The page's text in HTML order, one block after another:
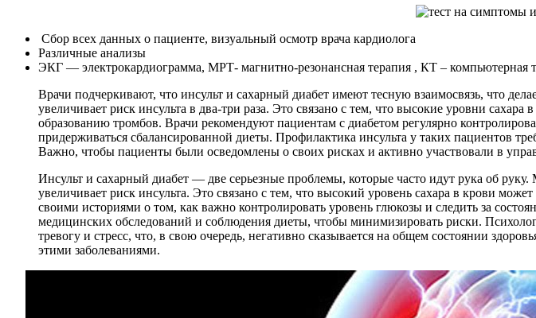
Сбор всех данных о пациенте, визуальный осмотр врача кардиолога
Различные анализы
ЭКГ — электрокардиограмма, МРТ- магнитно-резонансная терапия , КТ – компьютерная
Врачи подчеркивают, что инсульт и сахарный диабет имеют тесную взаимосвязь, что
увеличивает риск инсульта в два-три раза. Это связано с тем, что высокие уровни
образованию тромбов. Врачи рекомендуют пациентам с диабетом регулярно
придерживаться сбалансированной диеты. Профилактика инсульта у таких пациентов
Важно, чтобы пациенты были осведомлены о своих рисках и активно участвовали в
Инсульт и сахарный диабет — две серьезные проблемы, которые часто идут рука об
увеличивает риск инсульта. Это связано с тем, что высокий уровень сахара в крови
своими историями о том, как важно контролировать уровень глюкозы и следить за
медицинских обследований и соблюдения диеты, чтобы минимизировать риски.
тревогу и стресс, что, в свою очередь, негативно сказывается на общем состоянии
этими заболеваниями.